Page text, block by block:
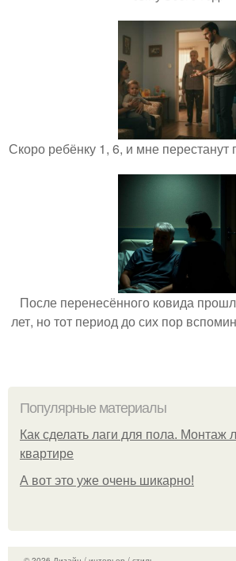
Скоро ребёнку 1, 6, и мне перестанут
После перенесённого ковида
лет, но тот период до сих пор
Популярные материалы
Как сделать лаги для пола. Монтаж
квартире
А вот это уже очень шикарно!